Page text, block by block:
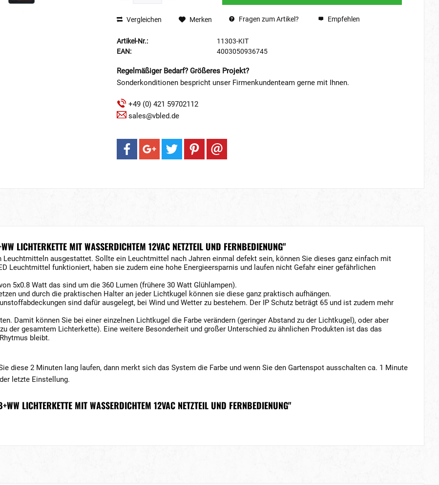
Vergleichen Merken Fragen zum Artikel? Empfehlen
Artikel-Nr.:
11303-KIT
EAN:
4003050936745
Regelmäßiger Bedarf? Größeres Projekt?
Sonderkonditionen bespricht unser Firmenkundenteam gerne mit Ihnen.
+49 (0) 421 59702112
sales@vbled.de
LICHTERKETTE MIT WASSERDICHTEM 12VAC NETZTEIL UND FERNBEDIENUNG"
ausgestattet. Sollte ein Leuchtmittel nach Jahren einmal defekt sein, können Sie dieses ganz einfach mit
Leuchtmittel funktioniert, haben sie zudem eine hohe Energieersparnis und laufen nicht Gefahr einer gefährlichen
5x0.8 Watt das sind um die 360 Lumen (frühere 30 Watt Glühlampen).
und durch die praktischen Halter an jeder Lichtkugel können sie diese ganz praktisch aufhängen.
sind dafür ausgelegt, bei Wind und Wetter zu bestehem. Der IP Schutz beträgt 65 und ist zudem mehr
Damit können Sie bei einer einzelnen Lichtkugel die Farbe verändern (geringer Abstand zu der Lichtkugel), oder aber
der gesamtem Lichterkette). Eine weitere Besonderheit und großer Unterschied zu ähnlichen Produkten ist das das
bleibt.
diese 2 Minuten lang laufen, dann merkt sich das System die Farbe und wenn Sie den Gartenspot ausschalten ca. 1 Minute
letzte Einstellung.
LICHTERKETTE MIT WASSERDICHTEM 12VAC NETZTEIL UND FERNBEDIENUNG"